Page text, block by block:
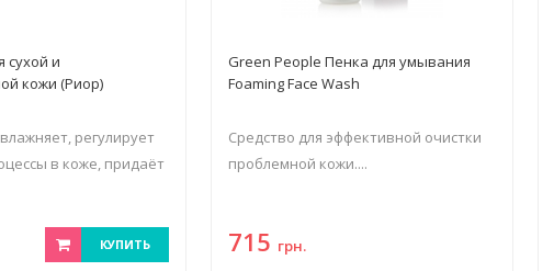
сухой и
кожи (Риор)
регулирует
в коже, придаёт
КУПИТЬ
Green People Пенка для умывания
Foaming Face Wash
Средство для эффективной очистки
проблемной кожи....
715 грн.